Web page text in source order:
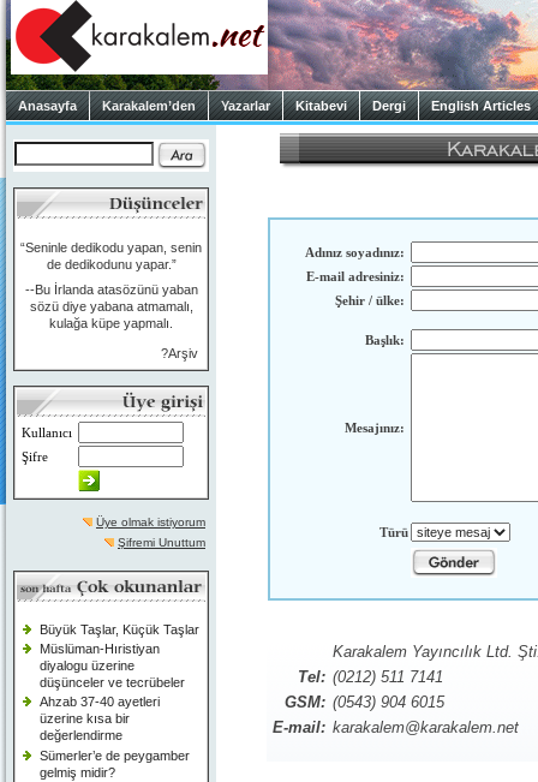
Anasayfa Karakalem’den Yazarlar Kitabevi Dergi English Articles
“Seninle dedikodu yapan, senin
de dedikodunu yapar.”
--Bu İrlanda atasözünü yaban
sözü diye yabana atmamalı,
kulağa küpe yapmalı.
?Arşiv
Kullanıcı
Şifre
Üye olmak istiyorum
Şifremi Unuttum
Büyük Taşlar, Küçük Taşlar
Müslüman-Hıristiyan
diyalogu üzerine
düşünceler ve tecrübeler
Ahzab 37-40 ayetleri
üzerine kısa bir
değerlendirme
Sümerler’e de peygamber
gelmiş midir?
Adınız soyadınız:
E-mail adresiniz:
Şehir / ülke:
Başlık:
Mesajınız:
Türü
Karakalem Yayıncılık Ltd.
Tel: (0212) 511 7141
GSM: (0543) 904 6015
E-mail: karakalem@karakalem.net